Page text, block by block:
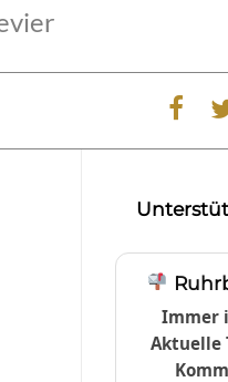
Immer
Aktuelle